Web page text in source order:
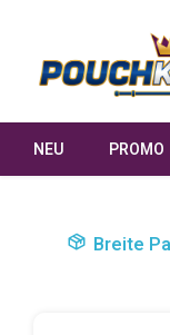
NEU PROMO
Breite